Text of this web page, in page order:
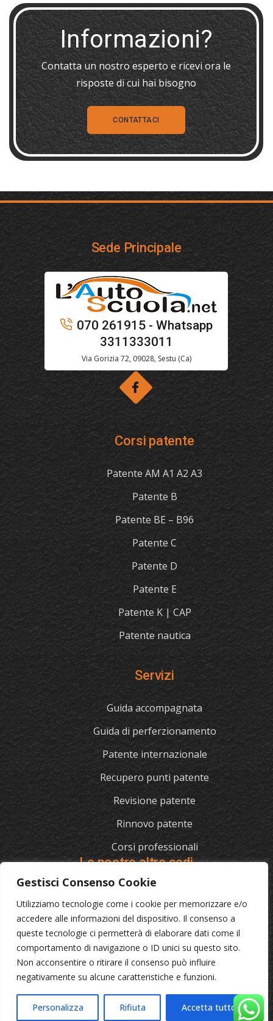
Gestisci Consenso Cookie
Utilizziamo tecnologie come i cookie per memorizzare e/o
accedere alle informazioni del dispositivo. Il consenso a
queste tecnologie ci permetterà di elaborare dati come il
comportamento di navigazione o ID unici su questo sito.
Non acconsentire o ritirare il consenso può influire
negativamente su alcune caratteristiche e funzioni.
Personalizza Rifiuta Accetta tutto
Informazioni?
Contatta un nostro esperto e ricevi ora le
risposte di cui hai bisogno
CONTATTACI
Sede Principale
070 261915 - Whatsapp
3311333011
Via Gorizia 72, 09028, Sestu (Ca)
Corsi patente
Patente AM A1 A2 A3
Patente B
Patente BE – B96
Patente C
Patente D
Patente E
Patente K | CAP
Patente nautica
Servizi
Guida accompagnata
Guida di perferzionamento
Patente internazionale
Recupero punti patente
Revisione patente
Rinnovo patente
Corsi professionali
Le nostre altre sedi
L'AUTOSCUOLA
070/721841
Via Cagliari 129, 09012 Capoterra (Ca)
© 2023 L'Autoscuola • Partita IVA: 04046040921 •Privacy
Cookie Policy